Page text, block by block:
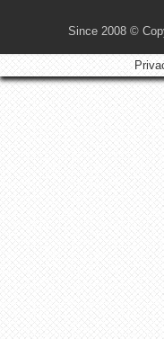
Since 2008 ©